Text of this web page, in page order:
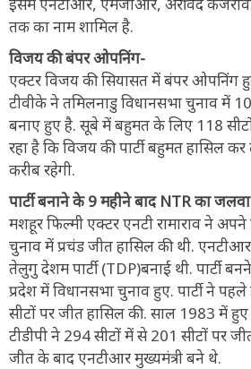
तक का नाम शामिल है.
विजय की बंपर ओपनिंग-
एक्टर विजय की सियासत में बंपर ओपनिंग
टीवीके ने तमिलनाडु विधानसभा चुनाव में
बनाए हुए है. सूबे में बहुमत के लिए 118
रहा है कि विजय की पार्टी बहुमत हासिल
करीब रहेगी.
पार्टी बनाने के 9 महीने बाद NTR का
मशहूर फिल्मी एक्टर एनटी रामाराव ने
चुनाव में प्रचंड जीत हासिल की थी.
तेलुगु देशम पार्टी (TDP)बनाई थी. पार्टी
प्रदेश में विधानसभा चुनाव हुए. पार्टी ने पहले
सीटों पर जीत हासिल की. साल 1983 में
टीडीपी ने 294 सीटों में से 201 सीटों पर
जीत के बाद एनटीआर मुख्यमंत्री बने थे.